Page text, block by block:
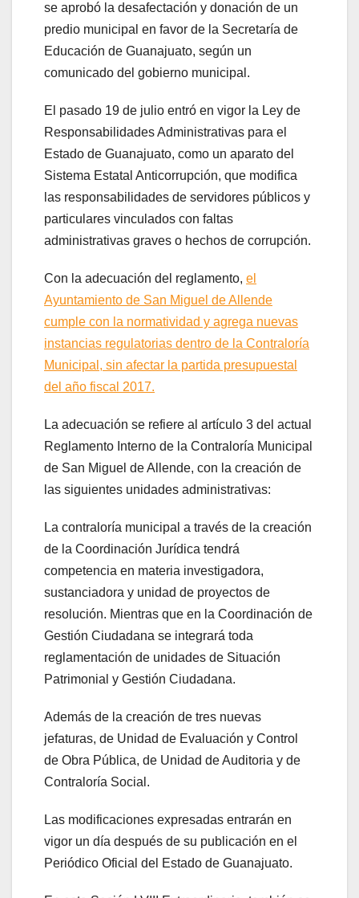
se aprobó la desafectación y donación de un
predio municipal en favor de la Secretaría de
Educación de Guanajuato, según un
comunicado del gobierno municipal.
El pasado 19 de julio entró en vigor la Ley de
Responsabilidades Administrativas para el
Estado de Guanajuato, como un aparato del
Sistema Estatal Anticorrupción, que modifica
las responsabilidades de servidores públicos y
particulares vinculados con faltas
administrativas graves o hechos de corrupción.
Con la adecuación del reglamento, el
Ayuntamiento de San Miguel de Allende
cumple con la normatividad y agrega nuevas
instancias regulatorias dentro de la Contraloría
Municipal, sin afectar la partida presupuestal
del año fiscal 2017.
La adecuación se refiere al artículo 3 del actual
Reglamento Interno de la Contraloría Municipal
de San Miguel de Allende, con la creación de
las siguientes unidades administrativas:
La contraloría municipal a través de la creación
de la Coordinación Jurídica tendrá
competencia en materia investigadora,
sustanciadora y unidad de proyectos de
resolución. Mientras que en la Coordinación de
Gestión Ciudadana se integrará toda
reglamentación de unidades de Situación
Patrimonial y Gestión Ciudadana.
Además de la creación de tres nuevas
jefaturas, de Unidad de Evaluación y Control
de Obra Pública, de Unidad de Auditoria y de
Contraloría Social.
Las modificaciones expresadas entrarán en
vigor un día después de su publicación en el
Periódico Oficial del Estado de Guanajuato.